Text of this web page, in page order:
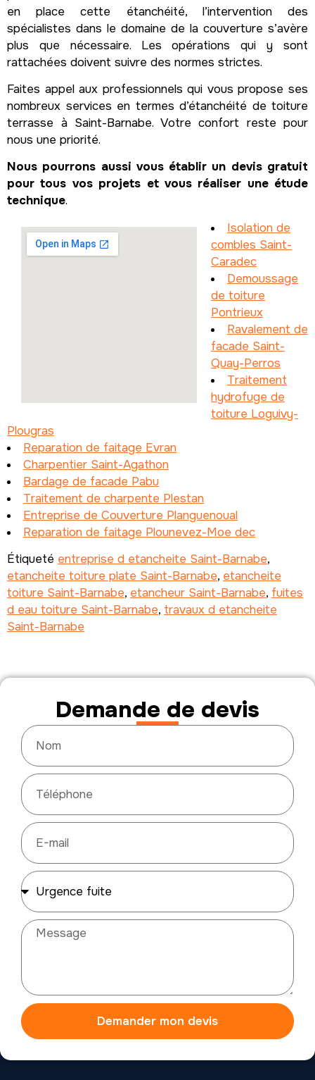
en place cette étanchéité, l’intervention des
spécialistes dans le domaine de la couverture s’avère
plus que nécessaire. Les opérations qui y sont
rattachées doivent suivre des normes strictes.
Faites appel aux professionnels qui vous propose ses
nombreux services en termes d’étanchéité de toiture
terrasse à Saint-Barnabe. Votre confort reste pour
nous une priorité.
Nous pourrons aussi vous établir un devis gratuit
pour tous vos projets et vous réaliser une étude
technique.
Isolation de
combles Saint-
Caradec
Demoussage
de toiture
Pontrieux
Ravalement de
facade Saint-
Quay-Perros
Traitement
hydrofuge de
toiture Loguivy-
Plougras
Reparation de faitage Evran
Charpentier Saint-Agathon
Bardage de facade Pabu
Traitement de charpente Plestan
Entreprise de Couverture Planguenoual
Reparation de faitage Plounevez-Moe dec
Étiqueté entreprise d etancheite Saint-Barnabe,
etancheite toiture plate Saint-Barnabe, etancheite
toiture Saint-Barnabe, etancheur Saint-Barnabe, fuites
d eau toiture Saint-Barnabe, travaux d etancheite
Saint-Barnabe
Demande de devis
Demander mon devis